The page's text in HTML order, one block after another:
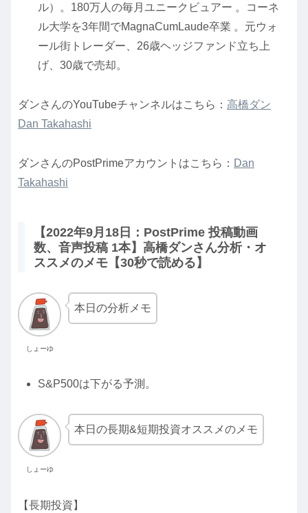
ル）。180万人の毎月ユニークビュアー 。コーネ
ル大学を3年間でMagnaCumLaude卒業 。元ウォ
ール街トレーダー、26歳ヘッジファンド立ち上
げ、30歳で売却。
ダンさんのYouTubeチャンネルはこちら： 高橋ダン
Dan Takahashi
ダンさんのPostPrimeアカウントはこちら： Dan
Takahashi
【2022年9月18日：PostPrime 投稿動画
数、音声投稿 1本】高橋ダンさん分析・オ
ススメのメモ【30秒で読める】
しょーゆ
本日の分析メモ
S&P500は下がる予測。
しょーゆ
本日の長期&短期投資オススメのメモ
【長期投資】